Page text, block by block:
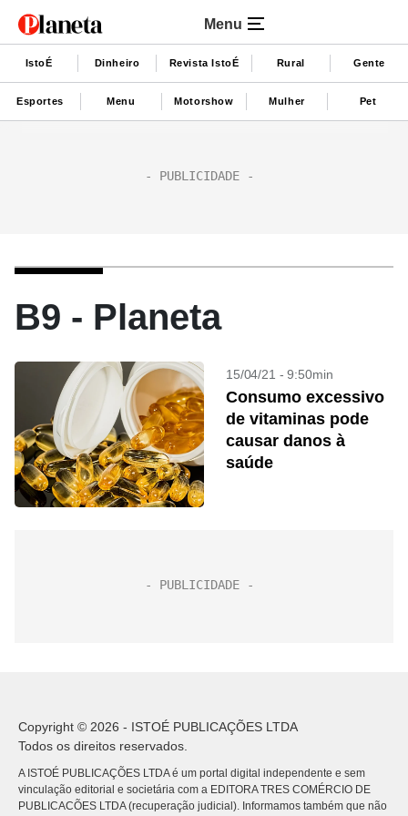
Menu
IstoÉ Dinheiro Revista IstoÉ Rural Gente
Esportes Menu Motorshow Mulher Pet
B9 - Planeta
15/04/21 - 9:50min
Consumo excessivo
de vitaminas pode
causar danos à
saúde
Copyright © 2026 - ISTOÉ PUBLICAÇÕES LTDA
Todos os direitos reservados.
A ISTOÉ PUBLICAÇÕES LTDA é um portal digital independente e sem
vinculação editorial e societária com a EDITORA TRES COMÉRCIO DE
PUBLICACÕES LTDA (recuperação judicial). Informamos também que não